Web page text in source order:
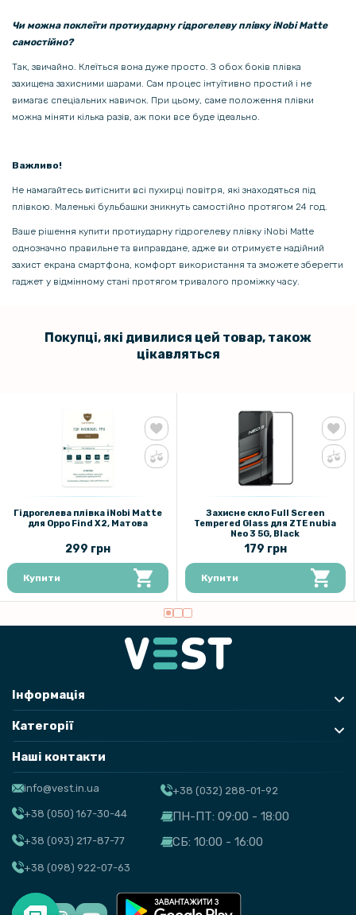
Чи можна поклеїти протиударну гідрогелеву плівку iNobi Matte
самостійно?
Так, звичайно. Клеїться вона дуже просто. З обох боків плівка
захищена захисними шарами. Сам процес інтуїтивно простий і не
вимагає спеціальних навичок. При цьому, саме положення плівки
можна міняти кілька разів, аж поки все буде ідеально.
Важливо!
Не намагайтесь витіснити всі пухирці повітря, які знаходяться під
плівкою. Маленькі бульбашки зникнуть самостійно протягом 24 год.
Ваше рішення купити протиударну гідрогелеву плівку iNobi Matte
однозначно правильне та виправдане, адже ви отримуєте надійний
захист екрана смартфона, комфорт використання та зможете зберегти
гаджет у відмінному стані протягом тривалого проміжку часу.
Покупці, які дивилися цей товар, також
цікавляться
Гідрогелева плівка iNobi Matte
для Oppo Find X2, Матова
299 грн
Купити
Захисне скло Full Screen
Tempered Glass для ZTE nubia
Neo 3 5G, Black
179 грн
Купити
Інформація
Категорії
Наші контакти
info@vest.in.ua
+38 (050) 167-30-44
+38 (093) 217-87-77
+38 (098) 922-07-63
+38 (032) 288-01-92
ПН-ПТ: 09:00 - 18:00
СБ: 10:00 - 16:00